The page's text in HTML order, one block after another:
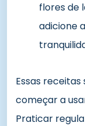
flores de
adicione
Essas
começar a
Praticar